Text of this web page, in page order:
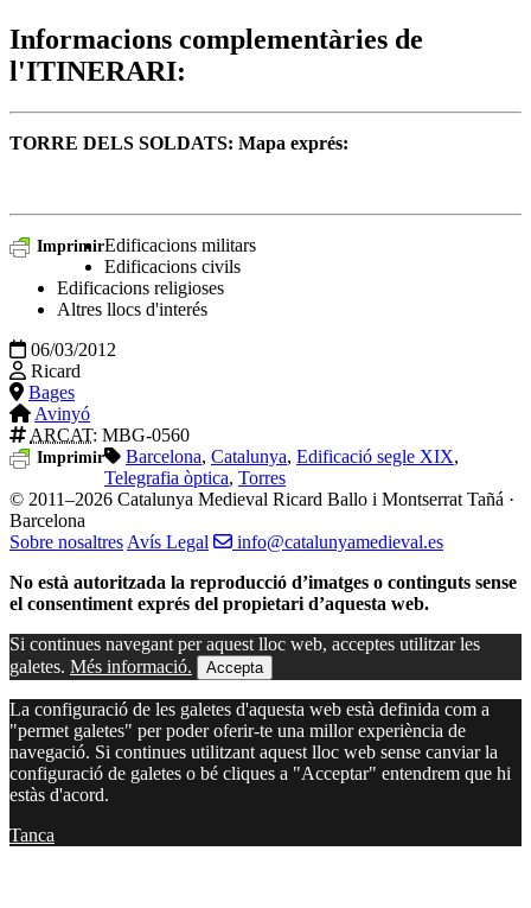
Informacions complementàries de
l'ITINERARI:
TORRE DELS SOLDATS: Mapa exprés:
ImprimirEdificacions militars
Edificacions civils
Edificacions religioses
Altres llocs d'interés
06/03/2012
Ricard
Bages
Avinyó
ARCAT: MBG-0560
Imprimir Barcelona, Catalunya, Edificació segle XIX,
Telegrafia òptica, Torres
© 2011–2026 Catalunya Medieval Ricard Ballo i Montserrat Tañá ·
Barcelona
Sobre nosaltres Avís Legal
info@catalunyamedieval.es
No està autoritzada la reproducció d’imatges o continguts sense
el consentiment exprés del propietari d’aquesta web.
Si continues navegant per aquest lloc web, acceptes utilitzar les
galetes. Més informació. Accepta
La configuració de les galetes d'aquesta web està definida com a
"permet galetes" per poder oferir-te una millor experiència de
navegació. Si continues utilitzant aquest lloc web sense canviar la
configuració de galetes o bé cliques a "Acceptar" entendrem que hi
estàs d'acord.
Tanca